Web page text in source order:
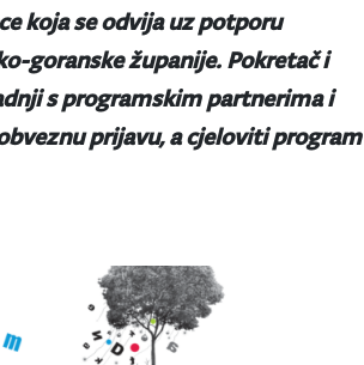
koja se odvija uz potporu
goranske županije. Pokretač i
s programskim partnerima i
prijavu, a cjeloviti program